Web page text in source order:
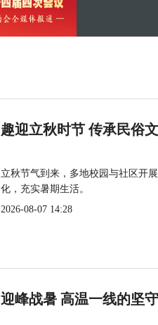
趣迎立秋时节 传承民俗
立秋节气到来，多地校园与社区开
化，充实暑期生活。
2026-08-07 14:28
迎峰战暑 高温一线的坚